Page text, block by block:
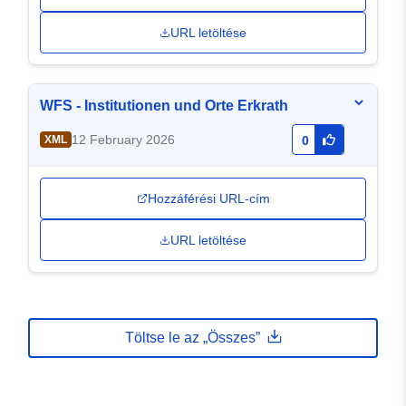
URL letöltése
WFS - Institutionen und Orte Erkrath
XML 12 February 2026 0
Hozzáférési URL-cím
URL letöltése
Töltse le az „Összes”